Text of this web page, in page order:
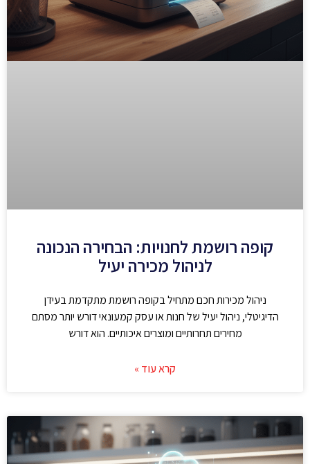
קופה רושמת לחנויות: הבחירה הנכונה
לניהול מכירה יעיל
ניהול מכירות חכם מתחיל בקופה רושמת מתקדמת בעידן
הדיגיטלי, ניהול יעיל של חנות או עסק קמעונאי דורש יותר מסתם
מחירים תחרותיים ומוצרים איכותיים. הוא דורש
קרא עוד »